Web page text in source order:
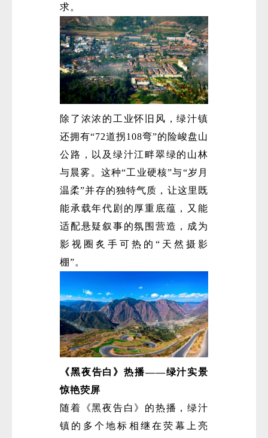
求。
除了浓浓的工业怀旧风，绿汁镇
还拥有“72道拐108弯”的险峻盘山
公路，以及绿汁江畔翠绿的山林
与晨雾。这种“工业硬核”与“岁月
温柔”并存的独特气质，让这里既
能承载年代剧的厚重底蕴，又能
适配悬疑叙事的氛围营造，成为
影视圈炙手可热的“天然摄影
棚”。
《黑夜告白》热播——绿汁实景
惊艳荧屏
随着《黑夜告白》的热播，绿汁
镇的多个地标相继在荧幕上亮